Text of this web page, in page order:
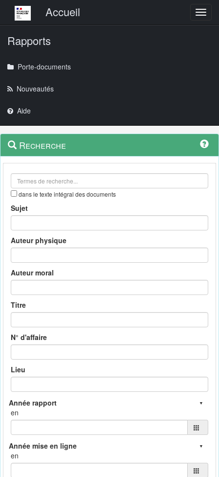
Menu principalAccueil
Rapports
Porte-documents
Nouveautés
Aide
Navigation
outils
Menu
contextuel
Recherche
dans le texte intégral des documents
Sujet
Auteur physique
Auteur moral
Titre
N° d'affaire
Lieu
en
en